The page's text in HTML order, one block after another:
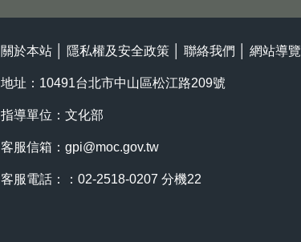
關於本站 隱私權及安全政策 聯絡我們 網站導覽
地址：10491台北市中山區松江路209號
指導單位：文化部
客服信箱： gpi@moc.gov.tw
客服電話：：02-2518-0207 分機22